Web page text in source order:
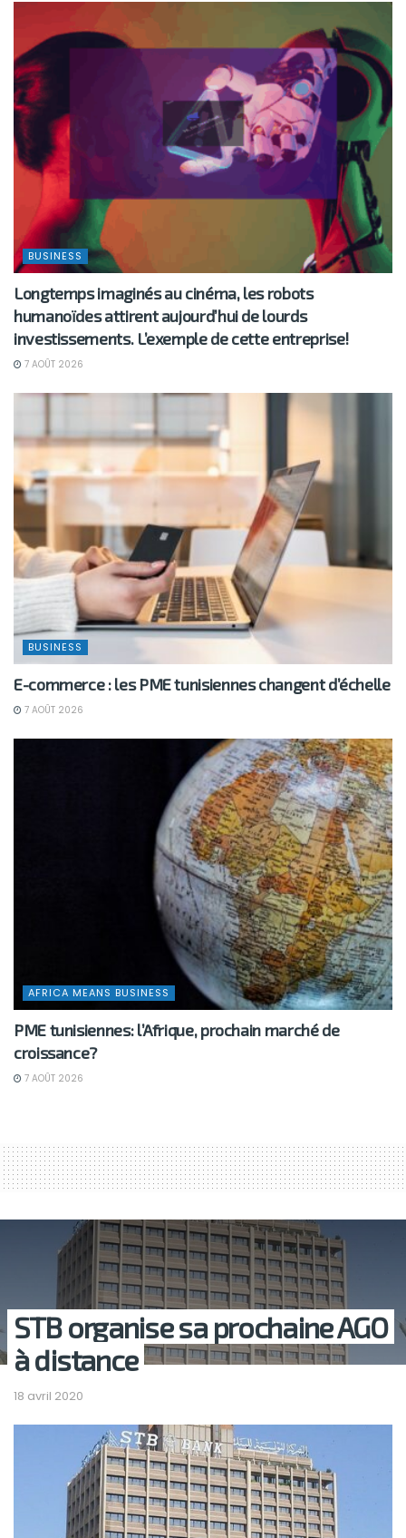
BUSINESS
Longtemps imaginés au cinéma, les robots
humanoïdes attirent aujourd’hui de lourds
investissements. L’exemple de cette entreprise!
7 AOÛT 2026
BUSINESS
E-commerce : les PME tunisiennes changent d’échelle
7 AOÛT 2026
AFRICA MEANS BUSINESS
PME tunisiennes: l’Afrique, prochain marché de
croissance?
7 AOÛT 2026
STB organise sa prochaine AGO
à distance
18 avril 2020